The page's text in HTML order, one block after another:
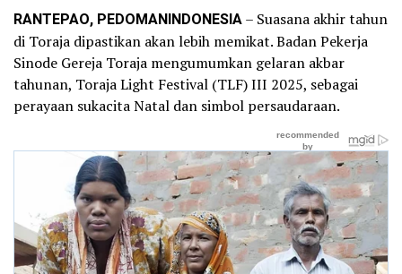
RANTEPAO, PEDOMANINDONESIA– Suasana akhir tahun
di Toraja dipastikan akan lebih memikat. Badan Pekerja
Sinode Gereja Toraja mengumumkan gelaran akbar
tahunan, Toraja Light Festival (TLF) III 2025, sebagai
perayaan sukacita Natal dan simbol persaudaraan.